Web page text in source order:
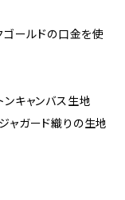
ゴールドの口金を使
キャンバス生地
ャガード織りの生地